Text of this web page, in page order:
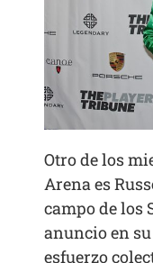
Otro de los
Arena es
campo de los
anuncio en
esfuerzo